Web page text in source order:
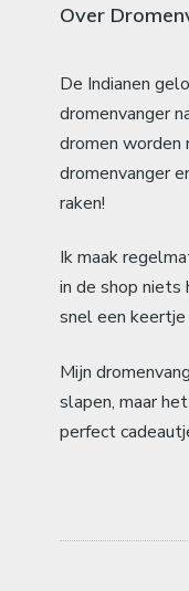
Over
De Indianen
dromenvanger
dromen worden
dromenvanger
raken!
Ik maak
in de shop niets
snel een
Mijn
slapen, maar
perfect